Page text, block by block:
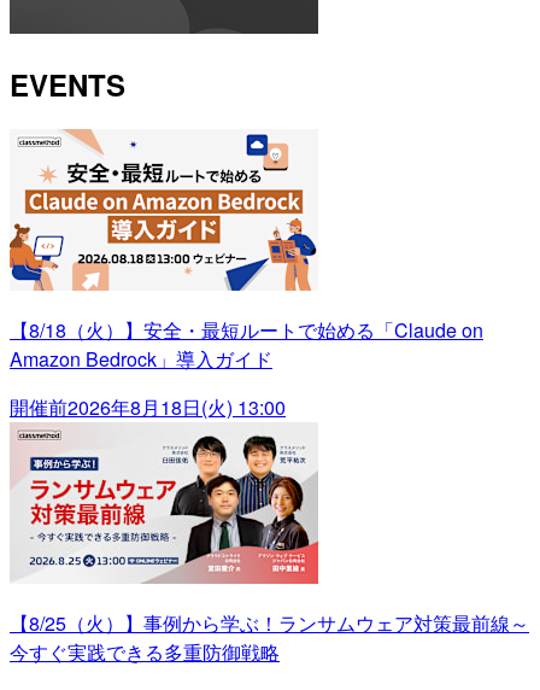
EVENTS
【8/18（火）】安全・最短ルートで始める「Claude on
Amazon Bedrock」導入ガイド
開催前2026年8月18日(火) 13:00
【8/25（火）】事例から学ぶ！ランサムウェア対策最前線～
今すぐ実践できる多重防御戦略